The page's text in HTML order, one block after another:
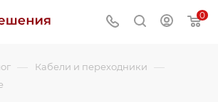
0
— Кабели и переходники —